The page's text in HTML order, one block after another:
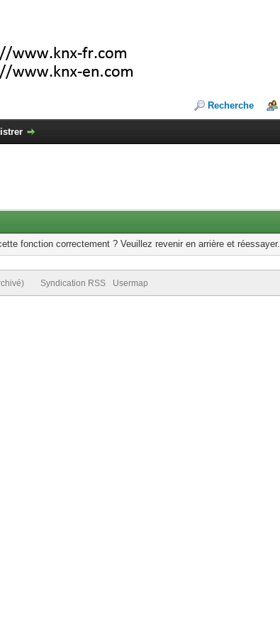
Recherche
fonction correctement ? Veuillez revenir en arrière et réessayer.
Syndication RSS Usermap